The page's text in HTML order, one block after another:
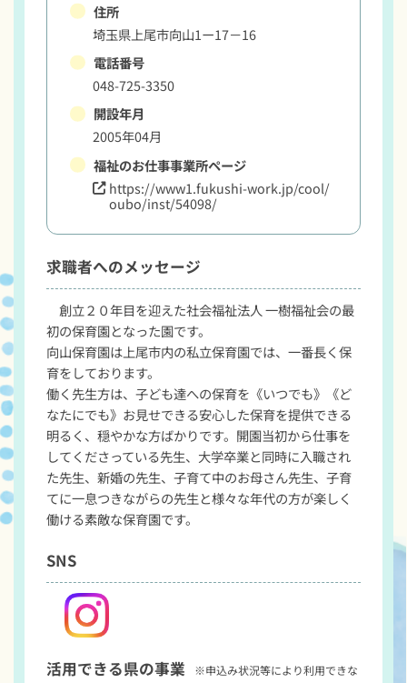
住所
埼玉県上尾市向山1ー17－16
電話番号
048-725-3350
開設年月
2005年04月
福祉のお仕事事業所ページ
https://www1.fukushi-work.jp/cool/
oubo/inst/54098/
求職者へのメッセージ
創立２０年目を迎えた社会福祉法人 一樹福祉会の最
初の保育園となった園です。
向山保育園は上尾市内の私立保育園では、一番長く保
育をしております。
働く先生方は、子ども達への保育を《いつでも》《ど
なたにでも》お見せできる安心した保育を提供できる
明るく、穏やかな方ばかりです。開園当初から仕事を
してくださっている先生、大学卒業と同時に入職され
た先生、新婚の先生、子育て中のお母さん先生、子育
てに一息つきながらの先生と様々な年代の方が楽しく
働ける素敵な保育園です。
SNS
活用できる県の事業
※申込み状況等により利用できな